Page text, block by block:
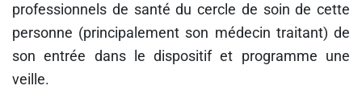
professionnels de santé du cercle de soin de cette
personne (principalement son médecin traitant) de
son entrée dans le dispositif et programme une
veille.